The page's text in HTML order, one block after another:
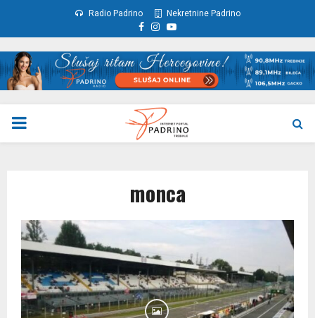
Radio Padrino Nekretnine Padrino
Facebook
Instagram
Youtube
PRIMARY
monca